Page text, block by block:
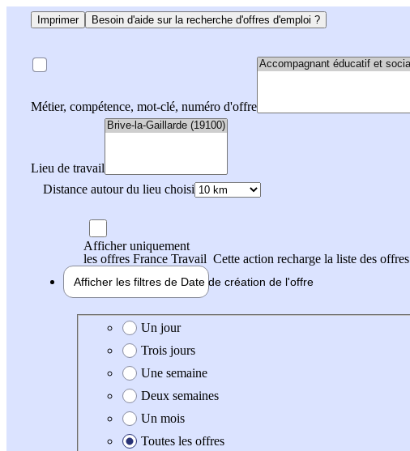
Imprimer Besoin d'aide sur la recherche d'offres d'emploi ?
Métier, compétence, mot-clé, numéro d'offre
Lieu de travail
Distance autour du lieu choisi
Afficher uniquement
les offres France Travail Cette action recharge la liste des offres
Afficher les filtres de Date de création de l'offre
Date de création de l'offre
Un jour
Trois jours
Une semaine
Deux semaines
Un mois
Toutes les offres